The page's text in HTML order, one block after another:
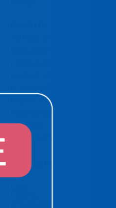
Requerimento Análise de Projetos
TeamViewer